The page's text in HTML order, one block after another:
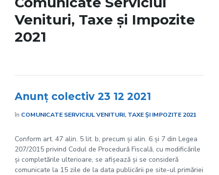
Venituri, Taxe și Impozite
2021
Anunț colectiv 23 12 2021
în COMUNICATE SERVICIUL VENITURI, TAXE ȘI IMPOZITE 2021
Conform art. 47 alin. 5 lit. b, precum și alin. 6 și 7 din Legea
207/2015 privind Codul de Procedură Fiscală, cu modificările
și completările ulterioare, se afișează și se consideră
comunicate la 15 zile de la data publicării pe site-ul primăriei